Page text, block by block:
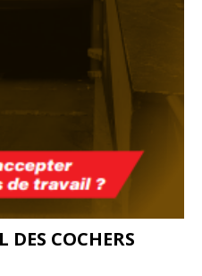
DES COCHERS